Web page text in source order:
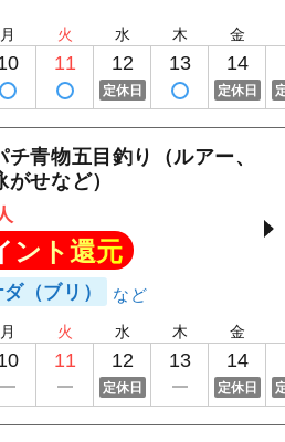
月 火
11
水
12
定休日
木
13
金
14
定休日
チ青物五目釣り（ルアー、
せなど）
ント還元
（ブリ）
月 火
11
水
12
定休日
木
13
金
14
定休日